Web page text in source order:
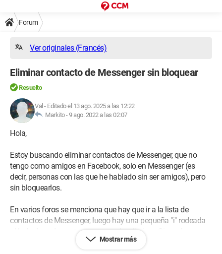
Forum
Ver originales (Francés)
Eliminar contacto de Messenger sin bloquear
Resuelto
Val - Editado el 13 ago. 2025 a las 12:22
Markito -9 ago. 2022 a las 02:07
Hola,
Estoy buscando eliminar contactos de Messenger, que no
tengo como amigos en Facebook, solo en Messenger (es
decir, personas con las que he hablado sin ser amigos), pero
sin bloquearlos.
En varios foros se menciona que hay que ir a la lista de
contactos de Messenger, luego hay una pequeña "i" rodeada
al lado de cada contacto para poder eliminar. Sin embargo, no
tengo esa "i" al lado de los contactos.
Mostrar más